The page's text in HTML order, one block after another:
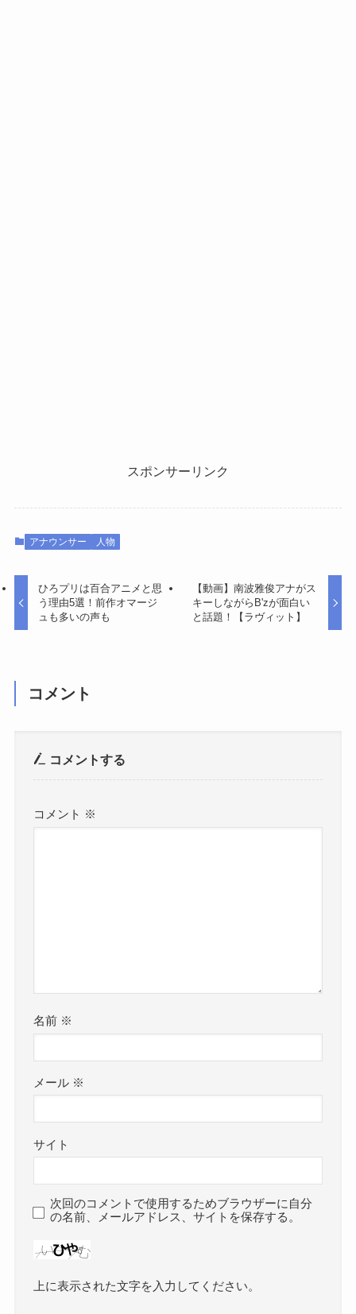
スポンサーリンク
アナウンサー 人物
ひろプリは百合アニメと思
う理由5選！前作オマージ
ュも多いの声も
【動画】南波雅俊アナがス
キーしながらB'zが面白い
と話題！【ラヴィット】
コメント
コメントする
コメント ※
名前 ※
メール ※
サイト
次回のコメントで使用するためブラウザーに自分
の名前、メールアドレス、サイトを保存する。
上に表示された文字を入力してください。